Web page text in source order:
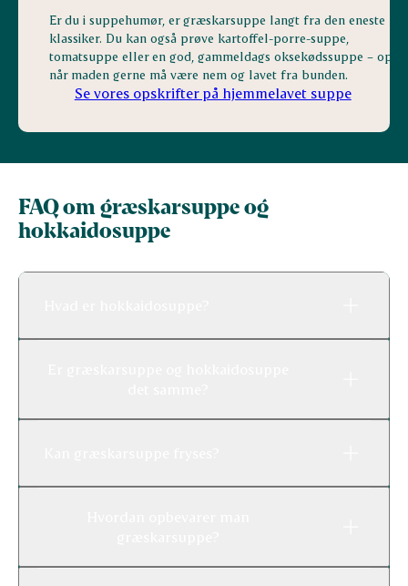
Er du i suppehumør, er græskarsuppe langt fra den eneste
klassiker. Du kan også prøve kartoffel-porre-suppe,
tomatsuppe eller en god, gammeldags oksekødssuppe –
når maden gerne må være nem og lavet fra bunden.
Se vores opskrifter på hjemmelavet suppe
FAQ om græskarsuppe og
hokkaidosuppe